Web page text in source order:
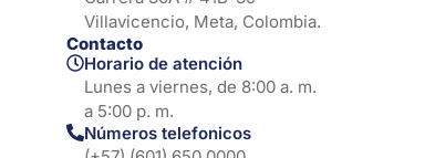
Villavicencio, Meta, Colombia.
Contacto
Horario de atención
Lunes a viernes, de 8:00 a. m.
a 5:00 p. m.
Números telefonicos